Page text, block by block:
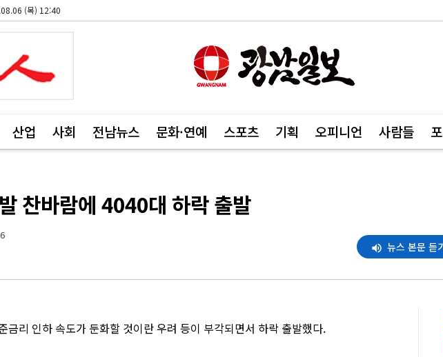
(목) 12:40
산업 사회 전남뉴스 문화·연예 스포츠 기획 오피니언 사람들
찬바람에 4040대 하락 출발
뉴스 본문 듣
금리 인하 속도가 둔화할 것이란 우려 등이 부각되면서 하락 출발했다.